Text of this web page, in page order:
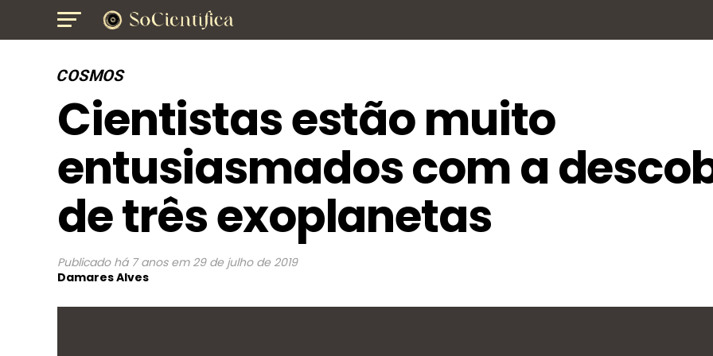
COSMOS
Cientistas estão muito
entusiasmados com a
de três exoplanetas
Publicado há 7 anos em 29 de julho de 2019
Damares Alves